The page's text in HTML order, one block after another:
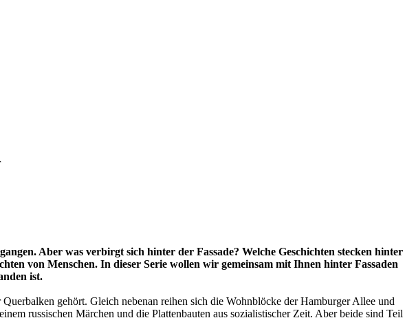
Aber was verbirgt sich hinter der Fassade? Welche Geschichten stecken hinter
von Menschen. In dieser Serie wollen wir gemeinsam mit Ihnen hinter Fassaden
ist.
gehört. Gleich nebenan reihen sich die Wohnblöcke der Hamburger Allee und
russischen Märchen und die Plattenbauten aus sozialistischer Zeit. Aber beide sind Teil